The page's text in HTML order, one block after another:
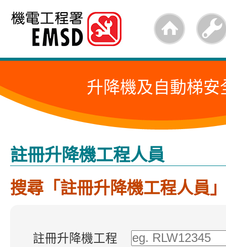
跳
內
的
始
升降機及自動梯安
註冊升降機工程人員
搜尋「註冊升降機工程人員」
註冊升降機工程